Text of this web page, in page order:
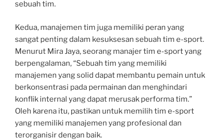
sebuah tim.
Kedua, manajemen tim juga memiliki peran yang
sangat penting dalam kesuksesan sebuah tim e-sport.
Menurut Mira Jaya, seorang manajer tim e-sport yang
berpengalaman, “Sebuah tim yang memiliki
manajemen yang solid dapat membantu pemain untuk
berkonsentrasi pada permainan dan menghindari
konflik internal yang dapat merusak performa tim.”
Oleh karena itu, pastikan untuk memilih tim e-sport
yang memiliki manajemen yang profesional dan
terorganisir dengan baik.